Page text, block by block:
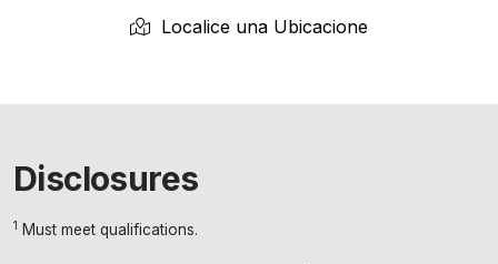
Localice una Ubicacione
Disclosures
1 Must meet qualifications.